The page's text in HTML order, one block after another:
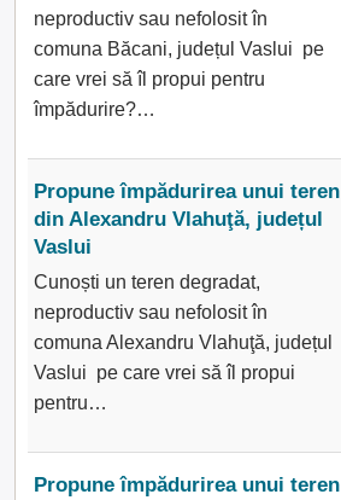
neproductiv sau nefolosit în
comuna Băcani, județul Vaslui pe
care vrei să îl propui pentru
împădurire?…
Propune împădurirea unui teren
din Alexandru Vlahuţă, județul
Vaslui
Cunoști un teren degradat,
neproductiv sau nefolosit în
comuna Alexandru Vlahuţă, județul
Vaslui pe care vrei să îl propui
pentru…
Propune împădurirea unui teren